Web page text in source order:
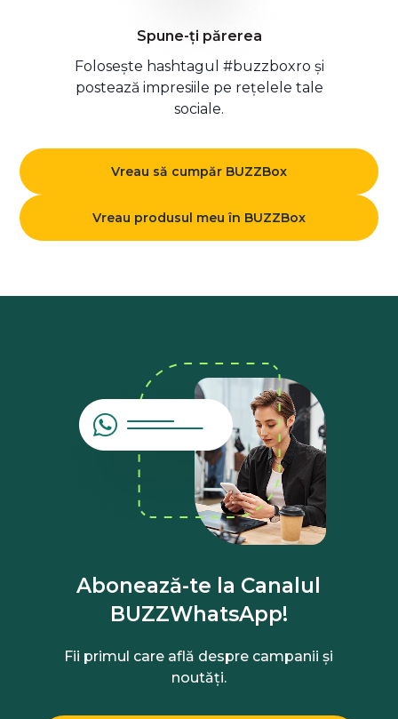
Spune-ți părerea
Folosește hashtagul #buzzboxro și
postează impresiile pe rețelele tale
sociale.
Vreau să cumpăr BUZZBox
Vreau produsul meu în BUZZBox
Abonează-te la Canalul
BUZZWhatsApp!
Fii primul care află despre campanii și
noutăți.